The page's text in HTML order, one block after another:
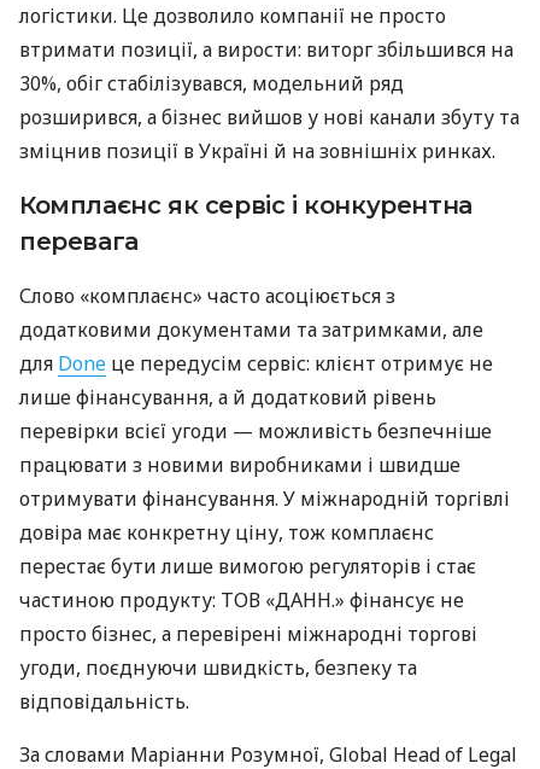
логістики. Це дозволило компанії не просто
втримати позиції, а вирости: виторг збільшився на
30%, обіг стабілізувався, модельний ряд
розширився, а бізнес вийшов у нові канали збуту та
зміцнив позиції в Україні й на зовнішніх ринках.
Комплаєнс як сервіс і конкурентна
перевага
Слово «комплаєнс» часто асоціюється з
додатковими документами та затримками, але
для Done це передусім сервіс: клієнт отримує не
лише фінансування, а й додатковий рівень
перевірки всієї угоди — можливість безпечніше
працювати з новими виробниками і швидше
отримувати фінансування. У міжнародній торгівлі
довіра має конкретну ціну, тож комплаєнс
перестає бути лише вимогою регуляторів і стає
частиною продукту: ТОВ «ДАНН.» фінансує не
просто бізнес, а перевірені міжнародні торгові
угоди, поєднуючи швидкість, безпеку та
відповідальність.
За словами Маріанни Розумної, Global Head of Legal